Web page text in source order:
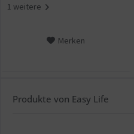
1 weitere
Merken
Produkte von Easy Life